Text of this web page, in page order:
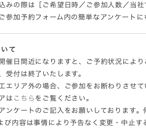
みの際は［ご希望日時／ご参加人数／当
参加予約フォーム内の簡単なアンケートに
て
催日間近になりますと、ご予約状況によ
受付は終了いたします。
エリア外の場合、ご参加をお断わりさせ
は こちら をご覧ください。
ンケートのご記入をお願いしております
び内容は事情により予告なく変更・中止す